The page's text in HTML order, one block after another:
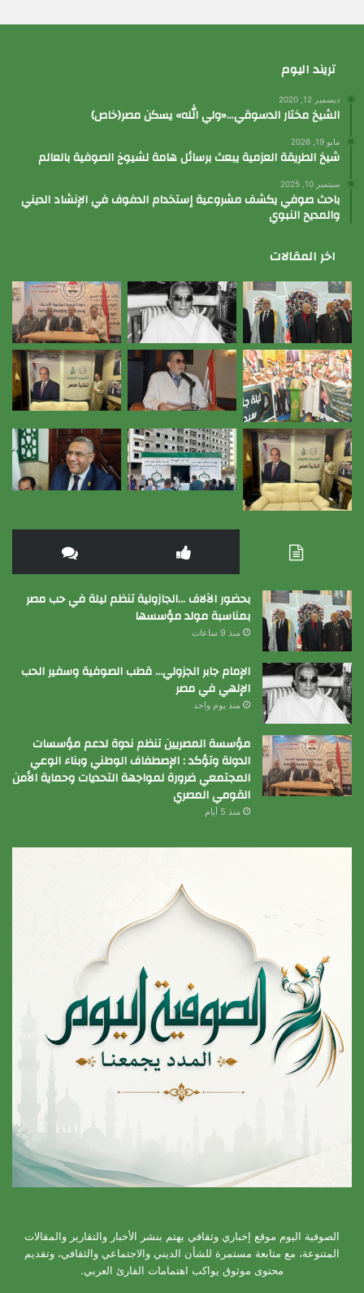
تريند اليوم
ديسمبر 12, 2020
الشيخ مختار الدسوقي…«ولي الله» يسكن مصر(خاص)
مايو 19, 2026
شيخ الطريقة العزمية يبعث برسائل هامة لشيوخ الصوفية بالعالم
سبتمبر 10, 2025
باحث صوفي يكشف مشروعية إستخدام الدفوف في الإنشاد الديني
والمديح النبوي
اخر المقالات
بحضور الآلاف …الجازولية تنظم ليلة في حب مصر
بمناسبة مولد مؤسسها
منذ 9 ساعات
الإمام جابر الجزولي… قطب الصوفية وسفير الحب
الإلهي في مصر
منذ يوم واحد
مؤسسة المصريين تنظم ندوة لدعم مؤسسات
الدولة وتؤكد : الإصطفاف الوطني وبناء الوعي
المجتمعي ضرورة لمواجهة التحديات وحماية الأمن
القومي المصري
منذ 5 أيام
الصوفية اليوم موقع إخباري وثقافي يهتم بنشر الأخبار والتقارير والمقالات
المتنوعة، مع متابعة مستمرة للشأن الديني والاجتماعي والثقافي، وتقديم
محتوى موثوق يواكب اهتمامات القارئ العربي.